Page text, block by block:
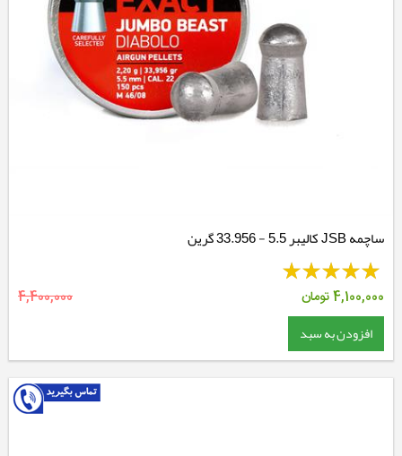
ساچمه JSB کالیبر 5.5 - 33.956 گرین
4,100,000تومان 4,400,000
افزودن به سبد